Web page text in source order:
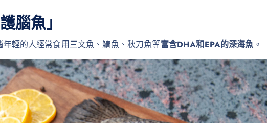
腦魚」
輕的人經常食用三文魚、鯖魚、秋刀魚等富含DHA和EPA的深海魚 。